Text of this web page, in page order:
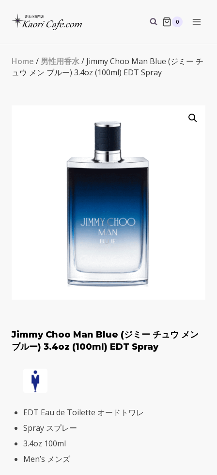
0
Home / 男性用香水/ Jimmy Choo Man Blue (ジミー チ
ュウ メン ブルー) 3.4oz (100ml) EDT Spray
Jimmy Choo Man Blue (ジミー チュウ メン
ブルー) 3.4oz (100ml) EDT Spray
EDT Eau de Toilette オードトワレ
Spray スプレー
3.4oz 100ml
Men’s メンズ